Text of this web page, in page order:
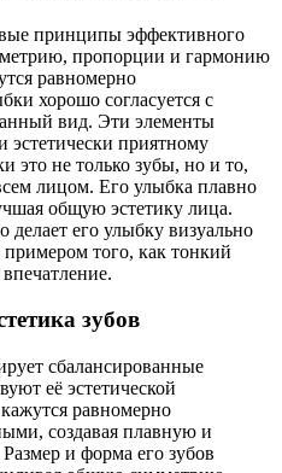
принципы эффективного
пропорции и гармонию
равномерно
хорошо согласуется с
вид. Эти элементы
эстетически приятному
это не только зубы, но и то,
лицом. Его улыбка плавно
общую эстетику лица.
делает его улыбку визуально
того, как тонкий
зубов
сбалансированные
её эстетической
равномерно
создавая плавную и
и форма его зубов